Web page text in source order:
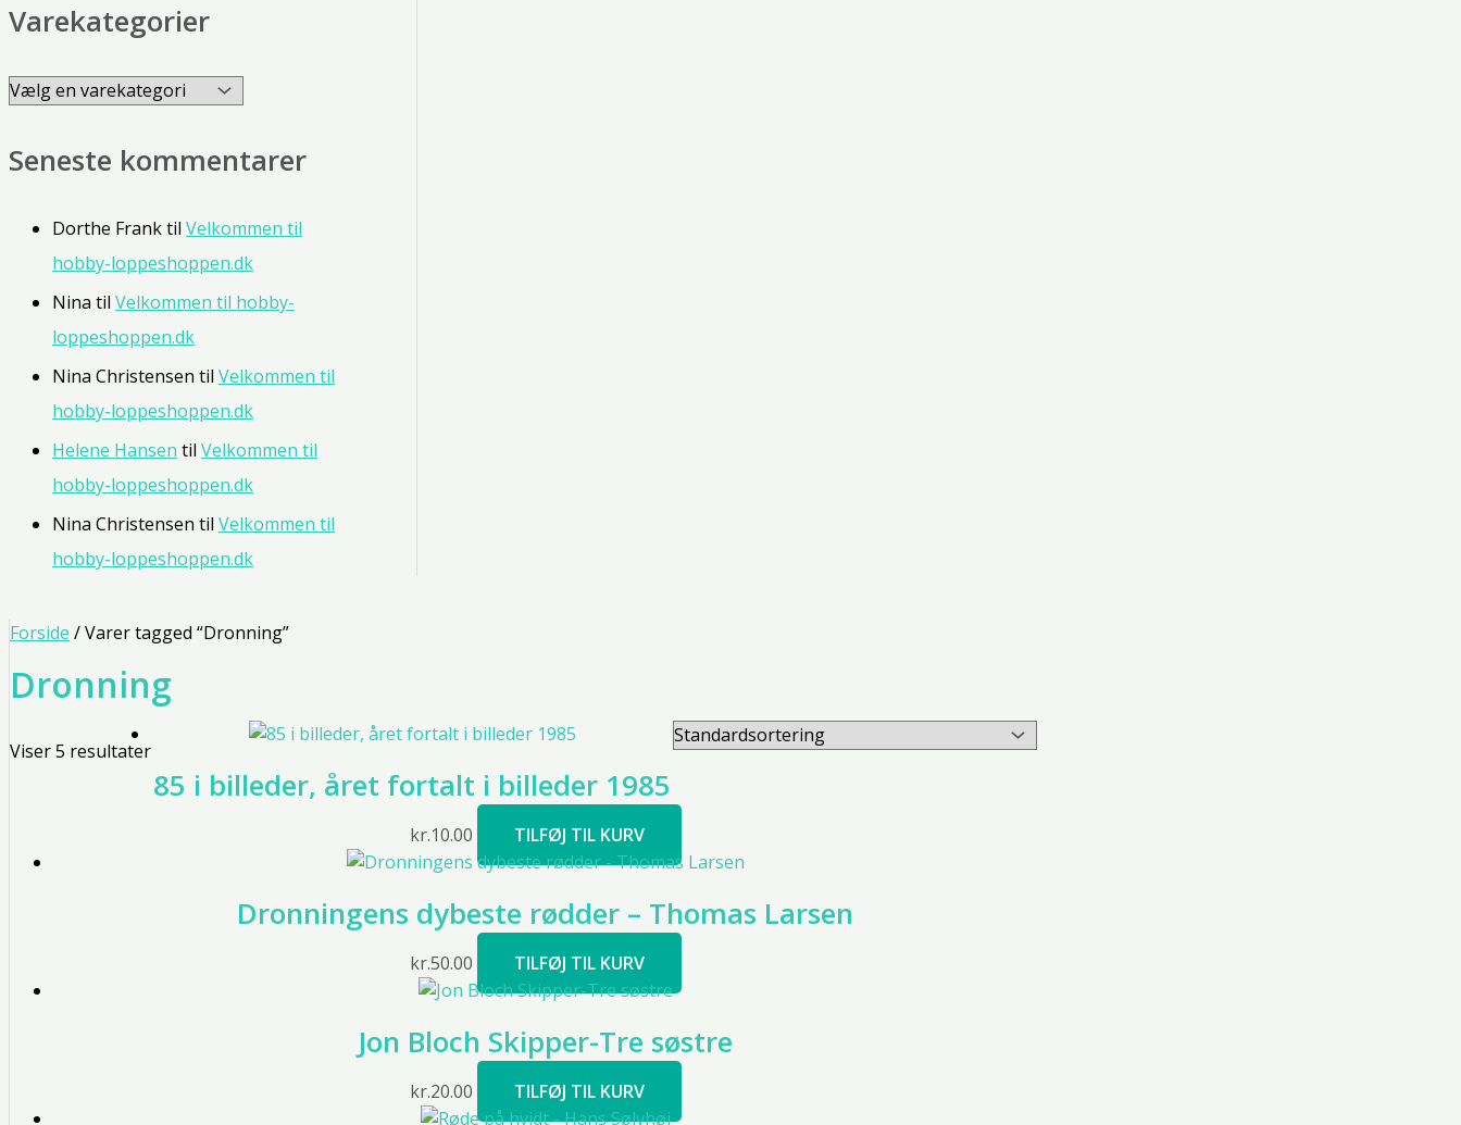
Varekategorier
Seneste kommentarer
Dorthe Franktil Velkommen til
hobby-loppeshoppen.dk
Nina til Velkommen til hobby-
loppeshoppen.dk
Nina Christensen til Velkommen til
hobby-loppeshoppen.dk
Helene Hansen til Velkommen til
hobby-loppeshoppen.dk
Nina Christensen til Velkommen til
hobby-loppeshoppen.dk
Forside / Varer tagged “Dronning”
Dronning
Viser 5 resultater
85 i billeder, året fortalt i billeder 1985
kr.10.00 TILFØJ TIL KURV
Dronningens dybeste rødder – Thomas Larsen
kr.50.00 TILFØJ TIL KURV
Jon Bloch Skipper-Tre søstre
kr.20.00 TILFØJ TIL KURV